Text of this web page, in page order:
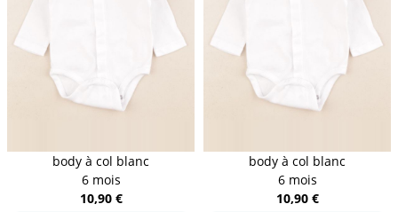
body à col blanc
6 mois
10,90 €
body à col blanc
6 mois
10,90 €